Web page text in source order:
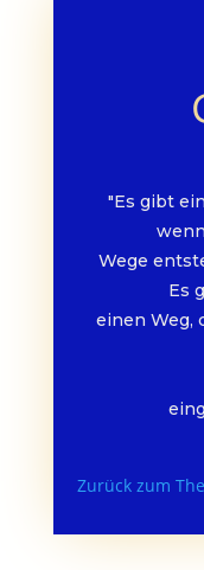
"Es gibt
Wege
Es
einen Weg,
Zurück zum